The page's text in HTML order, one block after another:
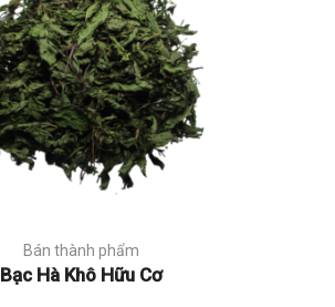
Bán thành phẩm
Bạc Hà Khô Hữu Cơ